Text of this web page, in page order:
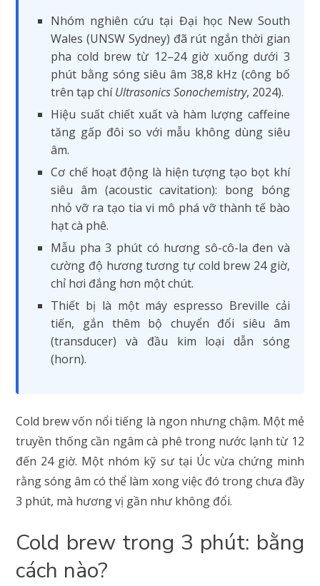
Nhóm nghiên cứu tại Đại học New South
Wales (UNSW Sydney) đã rút ngắn thời gian
pha cold brew từ 12–24 giờ xuống dưới 3
phút bằng sóng siêu âm 38,8 kHz (công bố
trên tạp chíUltrasonics Sonochemistry, 2024).
Hiệu suất chiết xuất và hàm lượng caffeine
tăng gấp đôi so với mẫu không dùng siêu
âm.
Cơ chế hoạt động là hiện tượng tạo bọt khí
siêu âm (acoustic cavitation): bong bóng
nhỏ vỡ ra tạo tia vi mô phá vỡ thành tế bào
hạt cà phê.
Mẫu pha 3 phút có hương sô-cô-la đen và
cường độ hương tương tự cold brew 24 giờ,
chỉ hơi đắng hơn một chút.
Thiết bị là một máy espresso Breville cải
tiến, gắn thêm bộ chuyển đổi siêu âm
(transducer) và đầu kim loại dẫn sóng
(horn).
Cold brew vốn nổi tiếng là ngon nhưng chậm. Một mẻ
truyền thống cần ngâm cà phê trong nước lạnh từ 12
đến 24 giờ. Một nhóm kỹ sư tại Úc vừa chứng minh
rằng sóng âm có thể làm xong việc đó trong chưa đầy
3 phút, mà hương vị gần như không đổi.
Cold brew trong 3 phút: bằng
cách nào?